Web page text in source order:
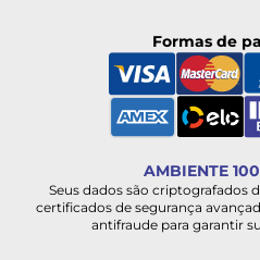
Formas de
AMBIENTE
Seus dados são criptografados
certificados de segurança
antifraude para garantir